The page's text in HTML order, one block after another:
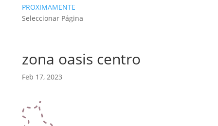
PROXIMAMENTE
Seleccionar Página
zona oasis centro
Feb 17, 2023